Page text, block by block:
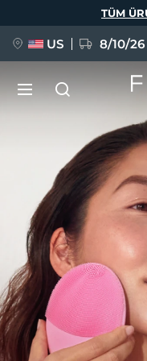
TÜM
US 8/10/26
FAQ™ Pure
BREAKING NEWS
issa™ Teeth
Dil Seçimi
English
Français
Polski
Türkçe
简